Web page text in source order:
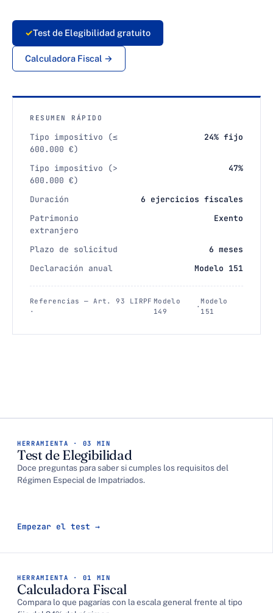
✓Test de Elegibilidad gratuito
Calculadora Fiscal →
RESUMEN RÁPIDO
Tipo impositivo (≤
600.000 €)
24% fijo
Tipo impositivo (>
600.000 €)
47%
Duración
6 ejercicios fiscales
Patrimonio
extranjero
Exento
Plazo de solicitud
6 meses
Declaración anual
Modelo 151
Referencias — Art. 93 LIRPF
·
Modelo
149
·
Modelo
151
HERRAMIENTA · 03 MIN
Test de Elegibilidad
Doce preguntas para saber si cumples los requisitos del
Régimen Especial de Impatriados.
Empezar el test
HERRAMIENTA · 01 MIN
Calculadora Fiscal
Compara lo que pagarías con la escala general frente al tipo